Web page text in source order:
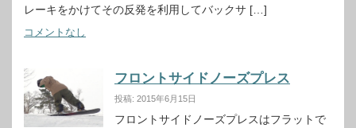
レーキをかけてその反発を利用してバックサ […]
コメントなし
フロントサイドノーズプレス
投稿: 2015年6月15日
フロントサイドノーズプレスはフラットで